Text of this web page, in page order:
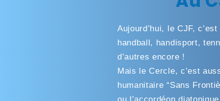
Aujourd’hui, le CJF,
handball, handisport,
d’autres encore !
Mais le Cercle, c’est
humanitaire “Sans